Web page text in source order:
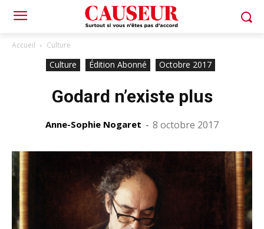
Accueil Culture
Culture Édition Abonné Octobre 2017
Godard n’existe plus
Anne-Sophie Nogaret - 8 octobre 2017